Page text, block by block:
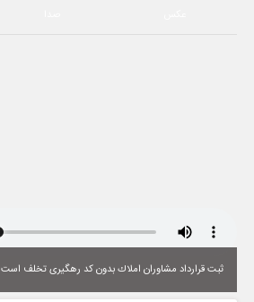
ثبت قرارداد مشاوران املاك بدون كد رهگیری تخلف است